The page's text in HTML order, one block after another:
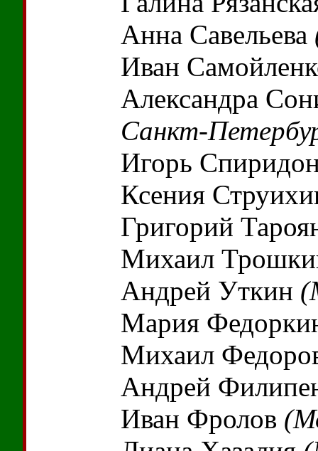
Анна Савельева
Иван
Александра
Санкт-
Игорь
Ксения
Григорий
Михаил
Андрей Уткин
Мария
Михаил
Андрей
Иван Фролов